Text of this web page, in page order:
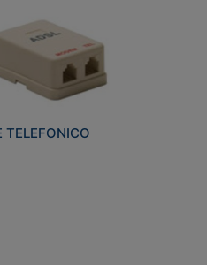
TELEFONICO